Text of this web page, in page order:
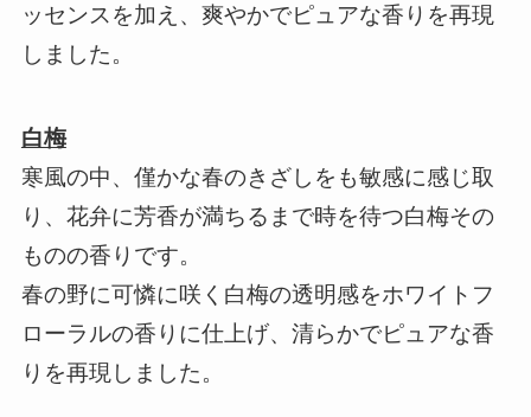
ッセンスを加え、爽やかでピュアな香りを再現
しました。
白梅
寒風の中、僅かな春のきざしをも敏感に感じ取
り、花弁に芳香が満ちるまで時を待つ白梅その
ものの香りです。
春の野に可憐に咲く白梅の透明感をホワイトフ
ローラルの香りに仕上げ、清らかでピュアな香
りを再現しました。